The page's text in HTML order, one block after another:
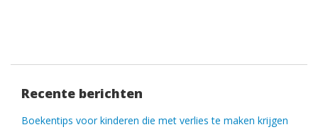
Recente berichten
Boekentips voor kinderen die met verlies te maken krijgen